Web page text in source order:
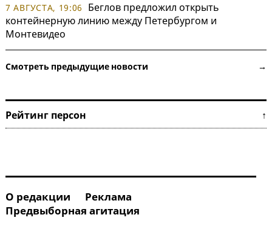
7 АВГУСТА, 19:06
Беглов предложил открыть
контейнерную линию между Петербургом и
Монтевидео
Смотреть предыдущие новости →
Рейтинг персон ↑
О редакции
Реклама
Предвыборная агитация